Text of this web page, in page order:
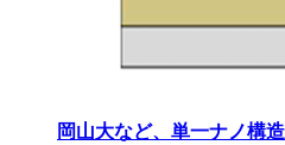
岡山大など、単一ナノ構